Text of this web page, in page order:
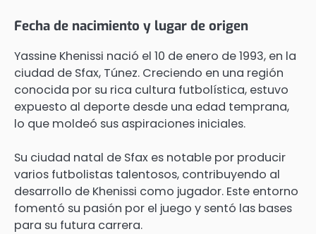
Fecha de nacimiento y lugar de origen
Yassine Khenissi nació el 10 de enero de 1993, en la
ciudad de Sfax, Túnez. Creciendo en una región
conocida por su rica cultura futbolística, estuvo
expuesto al deporte desde una edad temprana,
lo que moldeó sus aspiraciones iniciales.
Su ciudad natal de Sfax es notable por producir
varios futbolistas talentosos, contribuyendo al
desarrollo de Khenissi como jugador. Este entorno
fomentó su pasión por el juego y sentó las bases
para su futura carrera.